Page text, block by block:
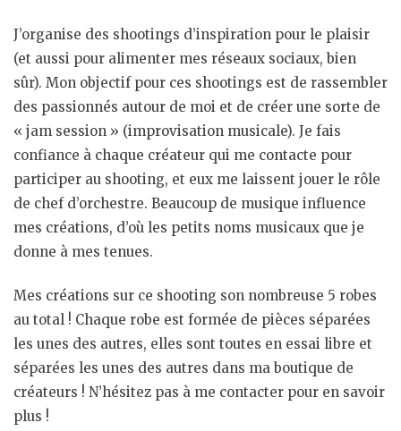
J’organise des shootings d’inspiration pour le plaisir
(et aussi pour alimenter mes réseaux sociaux, bien
sûr). Mon objectif pour ces shootings est de rassembler
des passionnés autour de moi et de créer une sorte de
« jam session » (improvisation musicale). Je fais
confiance à chaque créateur qui me contacte pour
participer au shooting, et eux me laissent jouer le rôle
de chef d’orchestre. Beaucoup de musique influence
mes créations, d’où les petits noms musicaux que je
donne à mes tenues.
Mes créations sur ce shooting son nombreuse 5 robes
au total ! Chaque robe est formée de pièces séparées
les unes des autres, elles sont toutes en essai libre et
séparées les unes des autres dans ma boutique de
créateurs ! N’hésitez pas à me contacter pour en savoir
plus !